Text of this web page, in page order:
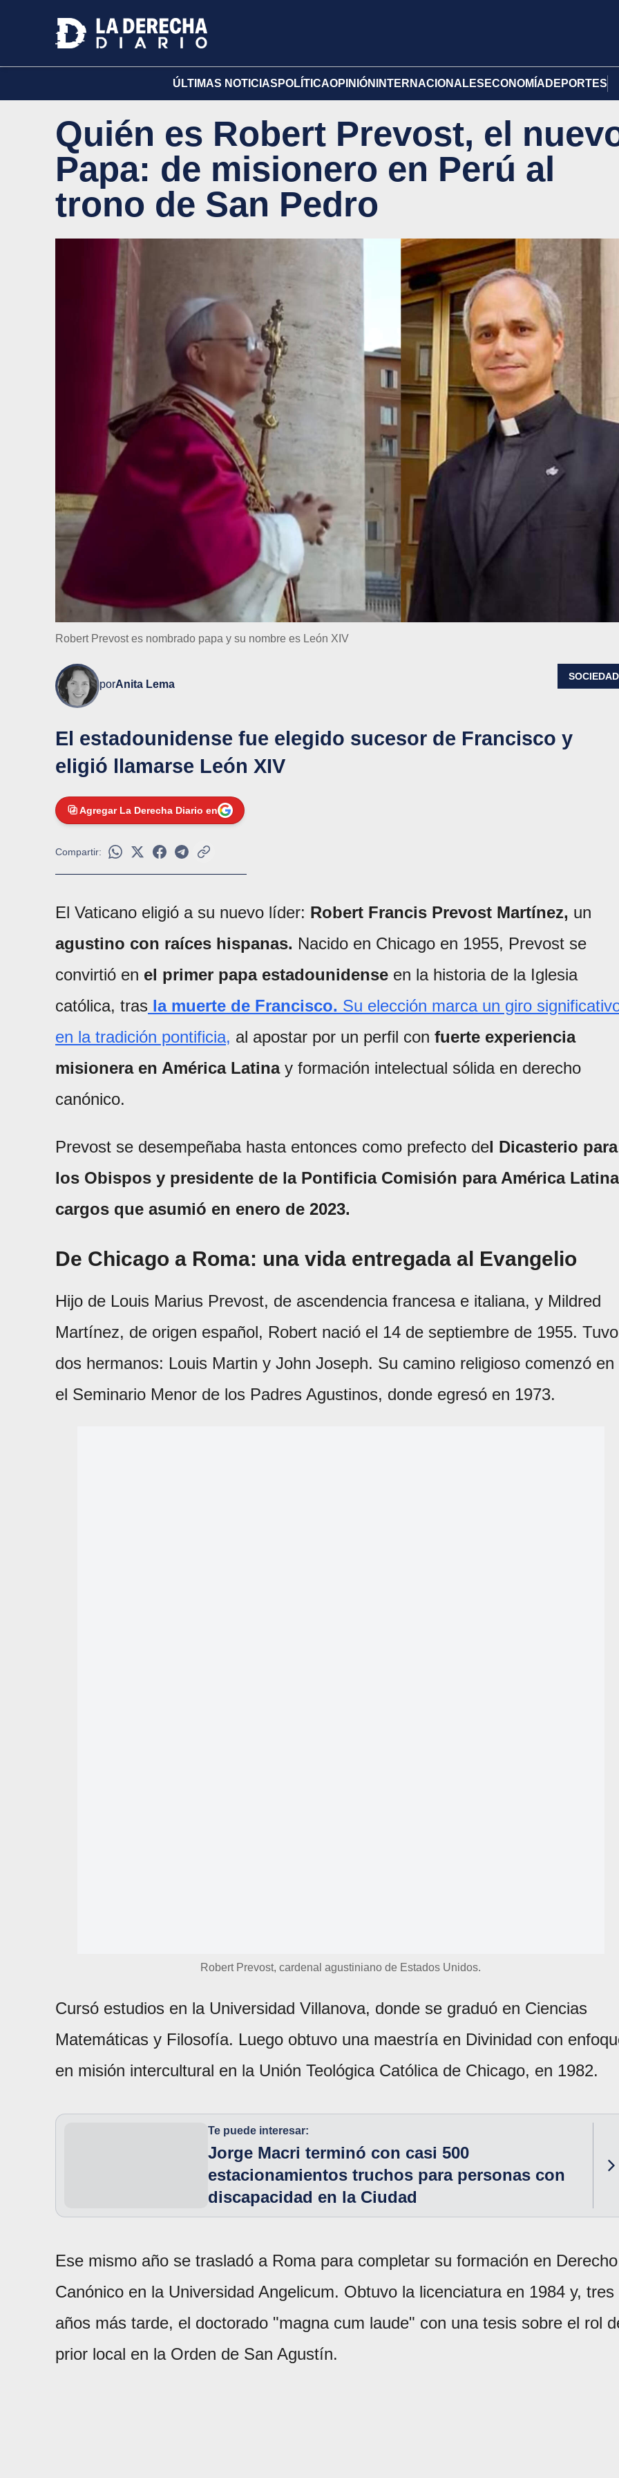
ÚLTIMAS NOTICIAS POLÍTICAOPINIÓN INTERNACIONALES ECONOMÍA DEPORTES
Quién es Robert Prevost, el
Papa: de misionero en Perú al
trono de San Pedro
Robert Prevost es nombrado papa y su nombre es León XIV
porAnita Lema
SOCIEDAD
El estadounidense fue elegido sucesor de Francisco y
eligió llamarse León XIV
Agregar La Derecha Diario en
Compartir:
El Vaticano eligió a su nuevo líder: Robert Francis Prevost Martínez, un
agustino con raíces hispanas. Nacido en Chicago en 1955, Prevost se
convirtió en el primer papa estadounidense en la historia de la Iglesia
católica, tras la muerte de Francisco. Su elección marca un giro
en la tradición pontificia, al apostar por un perfil con fuerte experiencia
misionera en América Latina y formación intelectual sólida en derecho
canónico.
Prevost se desempeñaba hasta entonces como prefecto del Dicasterio para
los Obispos y presidente de la Pontificia Comisión para América
cargos que asumió en enero de 2023.
De Chicago a Roma: una vida entregada al Evangelio
Hijo de Louis Marius Prevost, de ascendencia francesa e italiana, y Mildred
Martínez, de origen español, Robert nació el 14 de septiembre de 1955. Tuvo
dos hermanos: Louis Martin y John Joseph. Su camino religioso comenzó en
el Seminario Menor de los Padres Agustinos, donde egresó en 1973.
Robert Prevost, cardenal agustiniano de Estados Unidos.
Cursó estudios en la Universidad Villanova, donde se graduó en Ciencias
Matemáticas y Filosofía. Luego obtuvo una maestría en Divinidad con
en misión intercultural en la Unión Teológica Católica de Chicago, en 1982.
Te puede interesar:
Jorge Macri terminó con casi 500
estacionamientos truchos para personas con
discapacidad en la Ciudad
Ese mismo año se trasladó a Roma para completar su formación en Derecho
Canónico en la Universidad Angelicum. Obtuvo la licenciatura en 1984 y, tres
años más tarde, el doctorado "magna cum laude" con una tesis sobre el rol
prior local en la Orden de San Agustín.